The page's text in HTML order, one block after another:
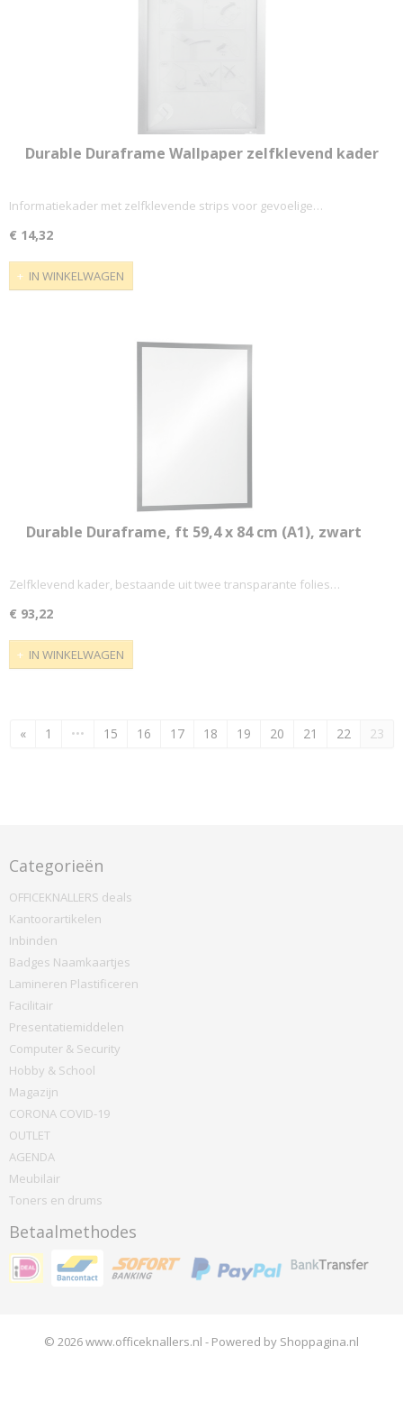
Durable Duraframe Wallpaper zelfklevend kader
Informatiekader met zelfklevende strips voor gevoelige…
€ 14,32
IN WINKELWAGEN
Durable Duraframe, ft 59,4 x 84 cm (A1), zwart
Zelfklevend kader, bestaande uit twee transparante folies…
€ 93,22
IN WINKELWAGEN
« 1 ••• 15 16 17 18 19 20 21 22 23
Categorieën
OFFICEKNALLERS deals
Kantoorartikelen
Inbinden
Badges Naamkaartjes
Lamineren Plastificeren
Facilitair
Presentatiemiddelen
Computer & Security
Hobby & School
Magazijn
CORONA COVID-19
OUTLET
AGENDA
Meubilair
Toners en drums
Betaalmethodes
© 2026 www.officeknallers.nl - Powered by Shoppagina.nl